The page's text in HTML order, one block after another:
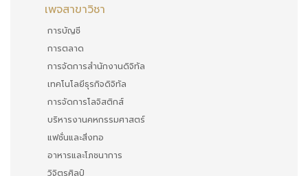
เพจสาขาวิชา
การบัญชี
การตลาด
การจัดการสำนักงานดิจิทัล
เทคโนโลยีธุรกิจดิจิทัล
การจัดการโลจิสติกส์
บริหารงานคหกรรมศาสตร์
แฟชั่นและสิ่งทอ
อาหารและโภชนาการ
วิจิตรศิลป์